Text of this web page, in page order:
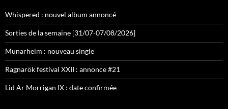
Whispered : nouvel album annoncé
Sorties de la semaine [31/07-07/08/2026]
Munarheim : nouveau single
Ragnarök festival XXII : annonce #21
Lid Ar Morrigan IX : date confirmée